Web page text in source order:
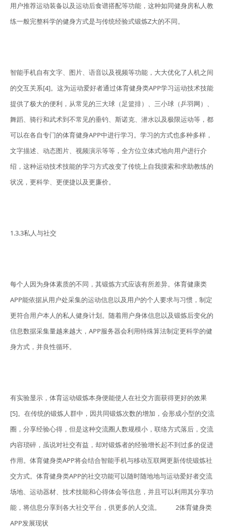
用户推荐运动装备以及运动后食谱搭配等功能，这种如同健身房私人教
练一般完整科学的健身方式是与传统经验式锻炼Z大的不同。
智能手机自有文字、图片、语音以及视频等功能，大大优化了人机之间
的交互关系[4]。这为运动爱好者通过体育健身类APP学习运动技术技能
提供了极大的便利，从常见的三大球（足篮排）、三小球（乒羽网）、
舞蹈、骑行和武术到不常见的垂钓、斯诺克、潜水以及极限运动等，都
可以在各自专门的体育健身APP中进行学习。学习的方式也多种多样，
文字描述、动态图片、视频演示等等，全方位立体式地向用户进行介
绍，这种运动技术技能的学习方式改变了传统上自我摸索和求助教练的
状况，更科学、更便捷以及更廉价。
1.3.3私人与社交
每个人因为身体素质的不同，其锻炼方式应该有所差异。体育健康类
APP能依据从用户处采集的运动信息以及用户的个人要求与习惯，制定
更符合用户本人的私人健身计划。随着用户身体信息以及锻炼后变化的
信息数据采集量越来越大，APP服务器会利用特殊算法制定更科学的健
身方式，并良性循环。
有实验显示，体育运动锻炼本身便能使人在社交方面获得更好的效果
[5]。在传统的锻炼人群中，因共同锻炼次数的增加，会形成小型的交流
圈，分享经验心得，但是这种交流圈人数规模小，联络方式落后，交流
内容琐碎，虽说对社交有益，却对锻炼者的经验增长起不到过多的促进
作用。体育健身类APP将会结合智能手机与移动互联网更新传统锻炼社
交方式。体育健身类APP的社交功能可以随时随地地与运动爱好者交流
场地、运动器材、技术技能和心得体会等信息，并且可以利用其分享功
能，将信息分享到各大社交平台，供更多的人交流。 2体育健身类
APP发展现状